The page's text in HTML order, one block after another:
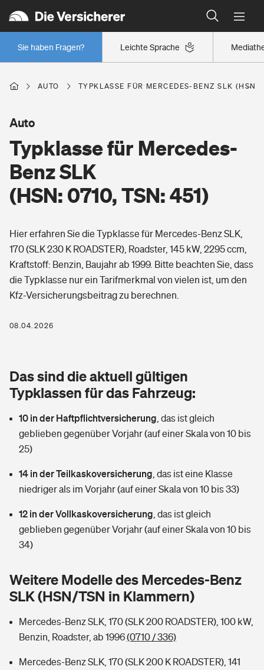
Leichte Sprache
Sie haben Fragen?
Wer versichert was: Jetzt Versicherer finden
Regionalklassen: So ist Ihre Region eingestuft
Wer versichert was: Jetzt Versicherer finden
Berufsunfähigkeitsversicherung
Arbeitsrechtsschutz
Berufshaftpflichtversicherung
Rentenrechner: Wie viel Geld bekomme ich im Alter?
Wer versichert was: Jetzt Versicherer finden
Sie haben Fragen?
Wohnen
Wohngebäudeversicherung
Hausratversicherung
Elementarversicherung
Photovoltaik
Wärmepumpen versichern
Vermieterrrechtsschutz
Mietkautionsversicherung
Restkreditversicherung
Zur Übersicht
Tools
Wer versichert was: Jetzt Versicherer finden
Sie haben Fragen?
Pri­vate Haft­pflicht­
Rechts­schutz­ver­si­che­rung
Kinderunfall­ver­si­che­rung
Reiseversicherung
Handyversicherung
Musikinstrumentenversicherung
Zur Übersicht
Tools
Gesundheit
Private Krankenversicherung
Tierkrankenversicherung
Zur Übersicht
Sie haben Fragen?
AUTO TYPKLASSE FÜR MERCEDES-BENZ SLK (HSN:
Typklasse für Mercedes-
Benz SLK
(HSN: 0710, TSN: 451)
Auto
Hier erfahren Sie die Typklasse für Mercedes-Benz SLK,
170 (SLK 230 K ROADSTER), Roadster, 145 kW, 2295 ccm,
Kraftstoff: Benzin, Baujahr ab 1999. Bitte beachten Sie, dass
die Typklasse nur ein Tarifmerkmal von vielen ist, um den
Kfz-Versicherungsbeitrag zu berechnen.
08.04.2026
Das sind die aktuell gültigen
Typklassen für das Fahrzeug:
10 in der Haftpflichtversicherung das ist gleich
geblieben gegenüber Vorjahr (auf einer Skala von 10 bis
25)
14 in der Teilkaskoversicherung das ist eine Klasse
niedriger als im Vorjahr (auf einer Skala von 10 bis 33)
12 in der Vollkaskoversicherung das ist gleich
geblieben gegenüber Vorjahr (auf einer Skala von 10 bis
34)
Weitere Modelle des Mercedes-Benz
SLK (HSN/TSN in Klammern)
Mercedes-Benz SLK, 170 (SLK 200 ROADSTER), 100 kW,
Benzin, Roadster, ab 1996(0710 / 336)
Mercedes-Benz SLK, 170 (SLK 200 K ROADSTER), 141